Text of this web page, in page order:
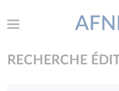
RECHERCHE